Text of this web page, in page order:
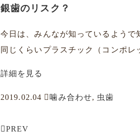
銀歯のリスク？
今日は、みんなが知っているよう
同じくらいプラスチック（コンポ
詳細を見る
2019.02.04 噛み合わせ, 虫歯
PREV